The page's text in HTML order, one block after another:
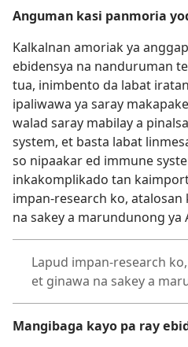
Anguman kasi panmoria
Kalkalnan amoriak ya
ebidensya na nanduruman
tua, inimbento da labat
ipaliwawa ya saray
walad saray mabilay a
system, et basta labat
so nipaakar ed immune
inkakomplikado tan
impan-research ko, atalosan
na sakey a marundunong ya
Lapud impan-research
et ginawa na sakey a
Mangibaga kayo pa ray